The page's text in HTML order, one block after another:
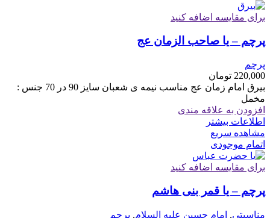
برای مقایسه اضافه کنید
پرچم – یا صاحب الزمان عج
پرچم
220,000 تومان
بیرق امام زمان عج مناسب نیمه ی شعبان سایز 90 در 70 جنس :
مخمل
افزودن به علاقه مندی
اطلاعات بیشتر
مشاهده سریع
اتمام موجودی
برای مقایسه اضافه کنید
پرچم – یا قمر بنی هاشم
مناسبتی, امام حسین علیه السلام, پرچم